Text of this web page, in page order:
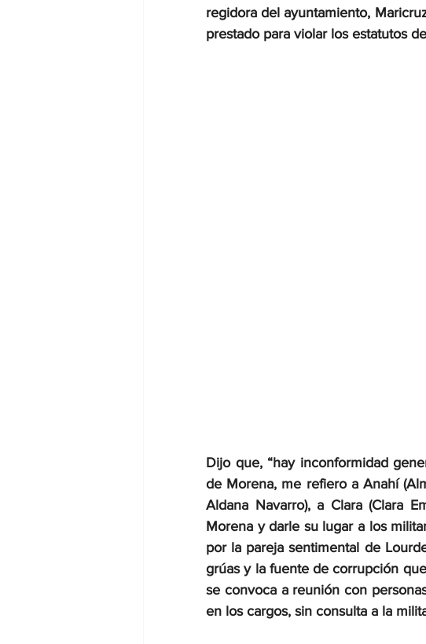
regidora del ayuntamiento,
prestado para violar los estatutos
Dijo que, “hay inconformidad
de Morena, me refiero a Anahí
Aldana Navarro), a Clara (Clara
Morena y darle su lugar a los
por la pareja sentimental de
grúas y la fuente de corrupción
se convoca a reunión con
en los cargos, sin consulta a la